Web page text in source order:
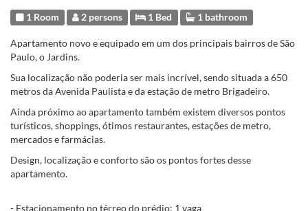
1 Room 2 persons 1 Bed 1 bathroom
Apartamento novo e equipado em um dos principais bairros de São
Paulo, o Jardins.
Sua localização não poderia ser mais incrível, sendo situada a 650
metros da Avenida Paulista e da estação de metro Brigadeiro.
Ainda próximo ao apartamento também existem diversos pontos
turísticos, shoppings, ótimos restaurantes, estações de metro,
mercados e farmácias.
Design, localização e conforto são os pontos fortes desse
apartamento.
- Estacionamento no térreo do prédio: 1 vaga